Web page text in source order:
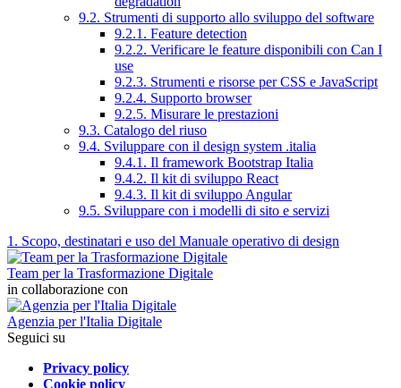
9.2. Strumenti di supporto allo sviluppo del software
9.2.1. Feature detection
9.2.2. Verificare le feature disponibili con Can I
use
9.2.3. Strumenti e risorse per CSS e JavaScript
9.2.4. Supporto browser
9.2.5. Misurare le prestazioni
9.3. Catalogo del riuso
9.4. Sviluppare con il design system .italia
9.4.1. Il framework Bootstrap Italia
9.4.2. Il kit di sviluppo React
9.4.3. Il kit di sviluppo Angular
9.5. Sviluppare con i modelli di sito e servizi
1. Scopo, destinatari e uso del Manuale operativo di design
Team per la Trasformazione Digitale
in collaborazione con
Agenzia per l'Italia Digitale
Seguici su
Privacy policy
Cookie policy